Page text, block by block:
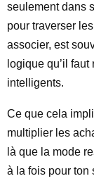
seulement dans
pour traverser
associer, est
logique qu’il
intelligents.
Ce que cela
multiplier les
là que la mode
à la fois pour ton